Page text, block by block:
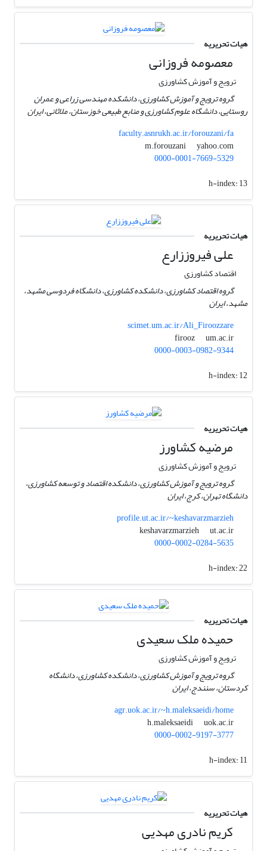
هیات تحریریه
معصومه فروزانی
ترویج و آموزش کشاورزی
گروه ترویج و آموزش کشاورزی، دانشکده مهندسی زراعی و عمران
روستایی، دانشگاه علوم کشاورزی و منابع طبیعی خوزستان، ملاثانی، ایران
faculty.asnrukh.ac.ir/forouzani/fa
m.forouzani
yahoo.com
0000-0001-7669-5329
h-index:13
هیات تحریریه
علی فیروززارع
اقتصاد کشاورزی
گروه اقتصاد کشاورزی، دانشکده کشاورزی، دانشگاه فردوسی مشهد،
مشهد، ایران
scimet.um.ac.ir/Ali_Firoozzare
firooz
um.ac.ir
0000-0003-0982-9344
h-index:12
هیات تحریریه
مرضیه کشاورز
ترویج و آموزش کشاورزی
گروه ترویج و آموزش کشاورزی، دانشکده اقتصاد و توسعه کشاورزی،
دانشگاه تهران، کرج، ایران
profile.ut.ac.ir/~keshavarzmarzieh
keshavarzmarzieh
ut.ac.ir
0000-0002-0284-5635
h-index:22
هیات تحریریه
حمیده ملک سعیدی
ترویج و آموزش کشاورزی
گروه ترویج و آموزش کشاورزی، دانشکده کشاورزی، دانشگاه
کردستان، سنندج، ایران
agr.uok.ac.ir/~h.maleksaeidi/home
h.maleksaeidi
uok.ac.ir
0000-0002-9197-3777
h-index:11
هیات تحریریه
کریم نادری مهدیی